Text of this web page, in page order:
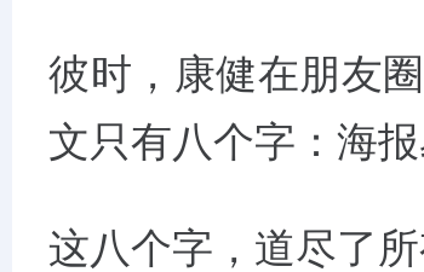
彼时，康健在朋友
文只有八个字：海报
这八个字，道尽了